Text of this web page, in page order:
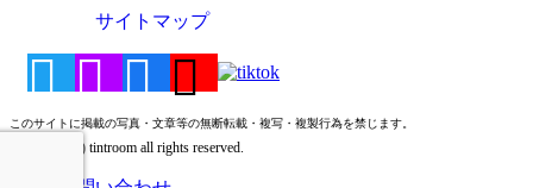
サイトマップ
このサイトに掲載の写真・文章等の無断転載・複写・複製行為を禁じます。
Copyright (c) tintroom all rights reserved.